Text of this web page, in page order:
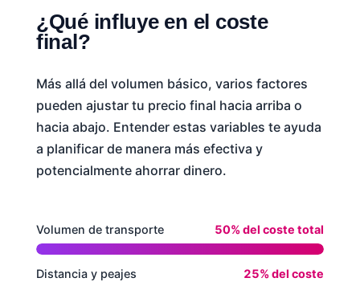
¿Qué influye en el coste
final?
Más allá del volumen básico, varios factores
pueden ajustar tu precio final hacia arriba o
hacia abajo. Entender estas variables te ayuda
a planificar de manera más efectiva y
potencialmente ahorrar dinero.
Volumen de transporte 50% del coste total
Distancia y peajes 25% del coste